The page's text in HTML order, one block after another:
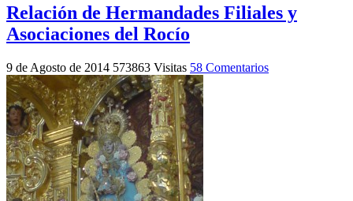
Relación de Hermandades Filiales y
Asociaciones del Rocío
9 de Agosto de 2014 573863 Visitas 58 Comentarios